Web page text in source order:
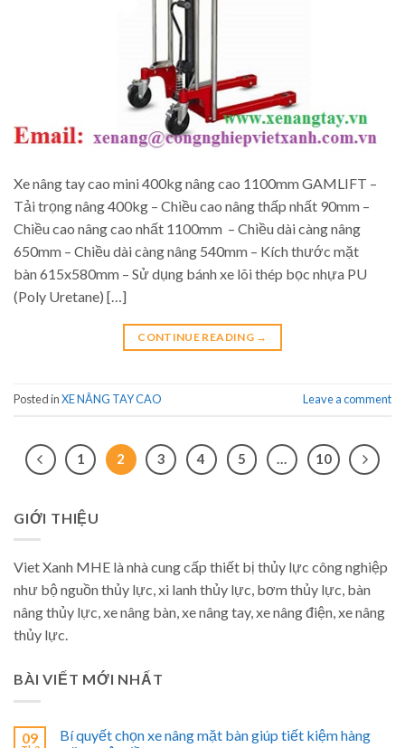
Xe nâng tay cao mini 400kg nâng cao 1100mm GAMLIFT –
Tải trọng nâng 400kg – Chiều cao nâng thấp nhất 90mm –
Chiều cao nâng cao nhất 1100mm – Chiều dài càng nâng
650mm – Chiều dài càng nâng 540mm – Kích thước mặt
bàn 615x580mm – Sử dụng bánh xe lõi thép bọc nhựa PU
(Poly Uretane) […]
CONTINUE READING →
Posted inXE NÂNG TAY CAO Leave a comment
1 2 3 4 5 … 10
GIỚI THIỆU
Viet Xanh MHE là nhà cung cấp thiết bị thủy lực công nghiệp
như bộ nguồn thủy lực, xi lanh thủy lực, bơm thủy lực, bàn
nâng thủy lực, xe nâng bàn, xe nâng tay, xe nâng điện, xe nâng
thủy lực.
BÀI VIẾT MỚI NHẤT
09
Bí quyết chọn xe nâng mặt bàn giúp tiết kiệm hàng